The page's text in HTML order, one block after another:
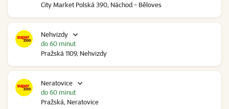
City Market Polská 390, Náchod - Běloves
Nehvizdy
Pražská 1109, Nehvizdy
do 60 minut
Neratovice
Pražská, Neratovice
do 60 minut